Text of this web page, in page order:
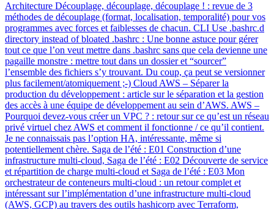
Architecture Découplage, découplage, découplage ! : revue de 3
méthodes de découplage (format, localisation, temporalité) pour vos
programmes avec forces et faiblesses de chacun. CLI Use .bashrc.d
directory instead of bloated .bashrc : Une bonne astuce pour gérer
tout ce que l’on veut mettre dans .bashrc sans que cela devienne une
pagaille monstre : mettre tout dans un dossier et “sourcer”
l’ensemble des fichiers s’y trouvant. Du coup, ça peut se versionner
plus facilement/atomiquement ;-) Cloud AWS – Séparer la
production du développement : article sur le séparation et la gestion
des accès à une équipe de développement au sein d’AWS. AWS –
Pourquoi devez-vous créer un VPC ? : retour sur ce qu’est un réseau
privé virtuel chez AWS et comment il fonctionne / ce qu’il contient.
Je ne connaissais pas l’option HA, intéressante, même si
potentiellement chère. Saga de l’été : E01 Construction d’une
infrastructure multi-cloud, Saga de l’été : E02 Découverte de service
et répartition de charge multi-cloud et Saga de l’été : E03 Mon
orchestrateur de conteneurs multi-cloud : un retour complet et
intéressant sur l’implémentation d’une infrastructure multi-cloud
(AWS, GCP) au travers des outils hashicorp avec Terraform,